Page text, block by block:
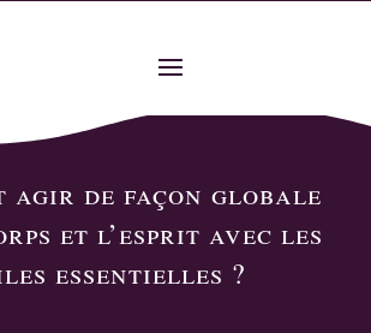
agir de façon globale
et l’esprit avec les
essentielles ?